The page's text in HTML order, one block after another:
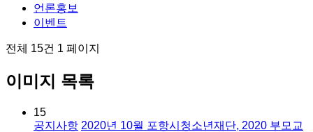
언론홍보
이벤트
전체 15건 1 페이지
이미지 목록
15
공지사항 2020년 10월 포항시청소년재단, 2020 부모교